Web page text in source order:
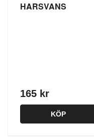
HARSVANS
165 kr
KÖP